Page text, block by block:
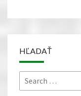
HĽADAŤ
Search
for: